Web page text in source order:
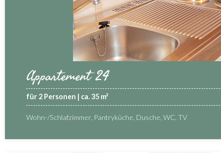
Appartement 24
für 2 Personen | ca. 35 m²
Wohn-/Schlafzimmer, Pantryküche, Dusche, WC, TV